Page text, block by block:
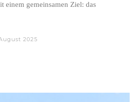
einem gemeinsamen Ziel: das
2025